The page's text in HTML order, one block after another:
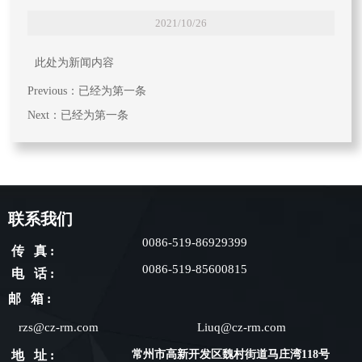
2021/10/26
此处为新闻内容
Previous：已经为第一条
Next：已经为第一条
联系我们
传 真 :
0086-519-86929399
电 话 : 0086-519-85600815
邮 箱 :
rzs@cz-rm.com Liuq@cz-rm.com
地 址 : 常州市高新开发区魏村街道马庄湾118号